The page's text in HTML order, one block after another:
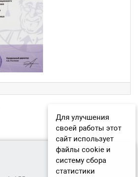
записямДля улучшения
своей работы этот
сайт использует
файлы cookie и
систему сбора
статистики